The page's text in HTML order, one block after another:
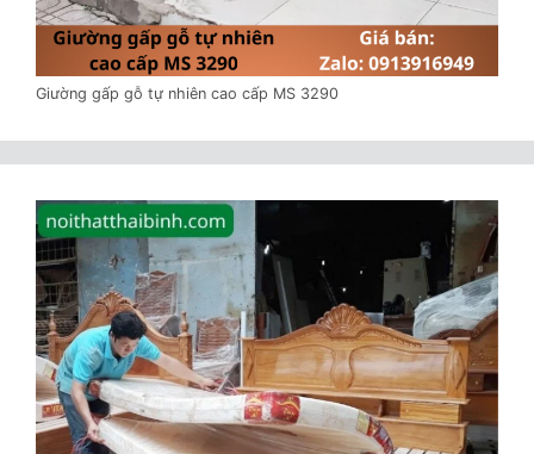
Giường gấp gỗ tự nhiên cao cấp MS 3290